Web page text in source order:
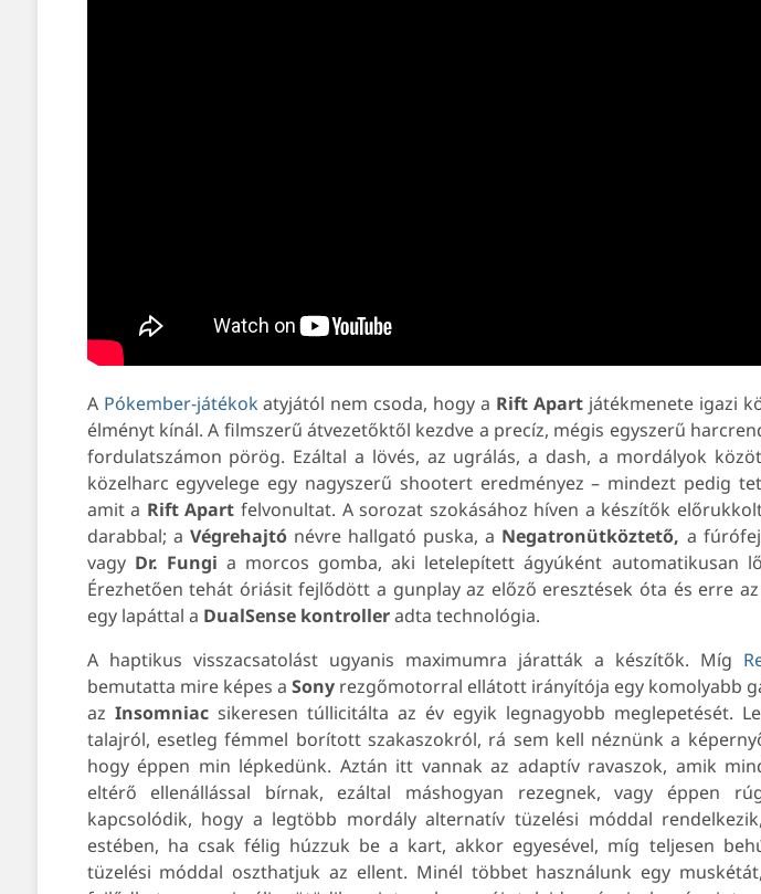
A Pókember-játékok atyjától nem csoda, hogy a Rift Apart játékmenete igazi
élményt kínál. A filmszerű átvezetőktől kezdve a precíz, mégis egyszerű
fordulatszámon pörög. Ezáltal a lövés, az ugrálás, a dash, a mordályok
közelharc egyvelege egy nagyszerű shootert eredményez – mindezt pedig
amit a Rift Apart felvonultat. A sorozat szokásához híven a készítők
darabbal; a Végrehajtónévre hallgató puska, a Negatronütköztető, a
vagy Dr. Fungi a morcos gomba, aki letelepített ágyúként automatikusan
Érezhetően tehát óriásit fejlődött a gunplay az előző eresztések óta és erre
egy lapáttal a DualSense kontrolleradta technológia.
A haptikus visszacsatolást ugyanis maximumra járatták a készítők. Míg
bemutatta mire képes a Sonyrezgőmotorral ellátott irányítója egy komolyabb
az Insomniacsikeresen túllicitálta az év egyik legnagyobb meglepetését.
talajról, esetleg fémmel borított szakaszokról, rá sem kell néznünk a
hogy éppen min lépkedünk. Aztán itt vannak az adaptív ravaszok, amik
eltérő ellenállással bírnak, ezáltal máshogyan rezegnek, vagy éppen
kapcsolódik, hogy a legtöbb mordály alternatív tüzelési móddal
estében, ha csak félig húzzuk be a kart, akkor egyesével, míg teljesen
tüzelési móddal oszthatjuk az ellent. Minél többet használunk egy